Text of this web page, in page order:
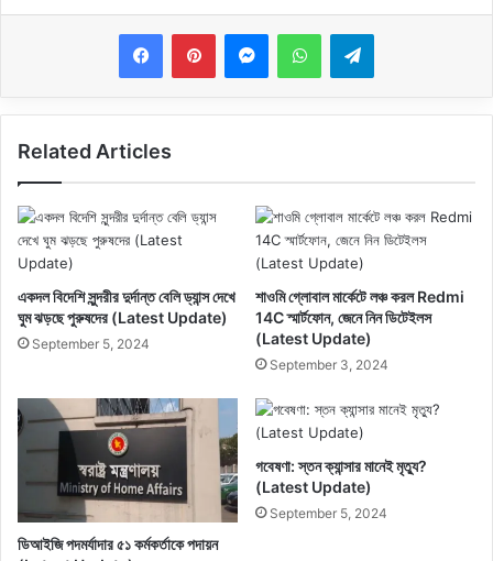
MessengerWhatsAppTelegram
Related Articles
একদল বিদেশি সুন্দরীর দুর্দান্ত বেলি ড্যান্স দেখে
ঘুম ঝড়ছে পুরুষদের (Latest Update)
September 5, 2024
শাওমি গ্লোবাল মার্কেটে লঞ্চ করল Redmi
14C স্মার্টফোন, জেনে নিন ডিটেইলস
(Latest Update)
September 3, 2024
ডিআইজি পদমর্যাদার ৫১ কর্মকর্তাকে পদায়ন
গবেষণা: স্তন ক্যান্সার মানেই মৃত্যু?
(Latest Update)
September 5, 2024